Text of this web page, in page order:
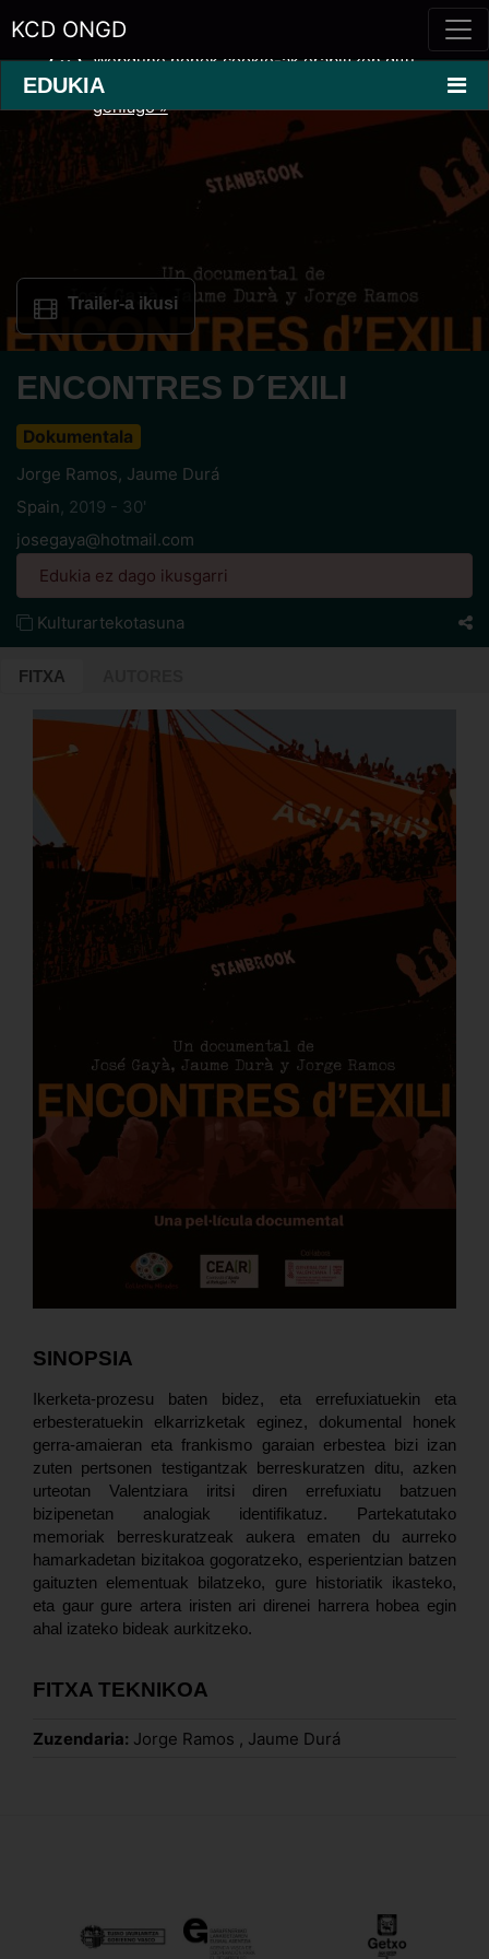
KCD ONGD
EDUKIA
Trailer-a ikusi
ENCONTRES D´EXILI
Dokumentala
Jorge Ramos, Jaume Durá
Spain, 2019 - 30'
josegaya@hotmail.com
Edukia ez dago ikusgarri
Kulturartekotasuna
FITXA
SINOPSIA
Ikerketa-prozesu baten bidez, eta errefuxiatuekin eta
erbesteratuekin elkarrizketak eginez, dokumental honek
gerra-amaieran eta frankismo garaian erbestea bizi izan
zuten pertsonen testigantzak berreskuratzen ditu, azken
urteotan Valentziara iritsi diren errefuxiatu batzuen
bizipenetan analogiak identifikatuz. Partekatutako
memoriak berreskuratzeak aukera ematen du aurreko
hamarkadetan bizitakoa gogoratzeko, esperientzian batzen
gaituzten elementuak bilatzeko, gure historiatik ikasteko,
eta gaur gure artera iristen ari direnei harrera hobea egin
ahal izateko bideak aurkitzeko.
FITXA TEKNIKOA
Zuzendaria: Jorge Ramos Jaume Durá
Webgune honek cookie-ak erabiltzen ditu
erabilera eskaintza hobetzeko.
gehiago »